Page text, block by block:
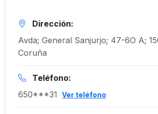
Dirección:
Avda; General Sanjurjo; 47-6O A;
Coruña
Teléfono:
650***31
Ver teléfono